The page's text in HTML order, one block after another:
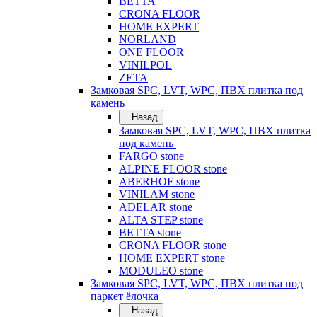
CRONA FLOOR
HOME EXPERT
NORLAND
ONE FLOOR
VINILPOL
ZETA
Замковая SPC, LVT, WPC, ПВХ плитка под
камень
Назад
Замковая SPC, LVT, WPC, ПВХ плитка
под камень
FARGO stone
ALPINE FLOOR stone
ABERHOF stone
VINILAM stone
ADELAR stone
ALTA STEP stone
BETTA stone
CRONA FLOOR stone
HOME EXPERT stone
MODULEO stone
Замковая SPC, LVT, WPC, ПВХ плитка под
паркет ёлочка
Назад